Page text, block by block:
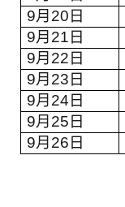
9月 20 日
9月 21 日
9月 22 日
9月 23 日
9月 24 日
9月 25 日
9月 26 日